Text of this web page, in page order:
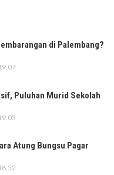
di Palembang?
Puluhan Murid Sekolah
Atung Bungsu Pagar